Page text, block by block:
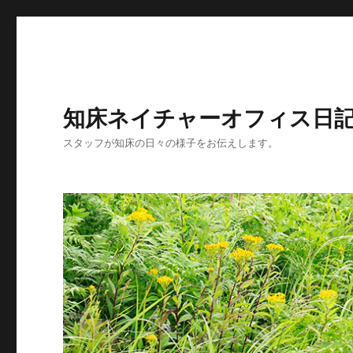
知床ネイチャーオフィス日
スタッフが知床の日々の様子をお伝えします。